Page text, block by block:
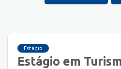
Estágio
Estágio em